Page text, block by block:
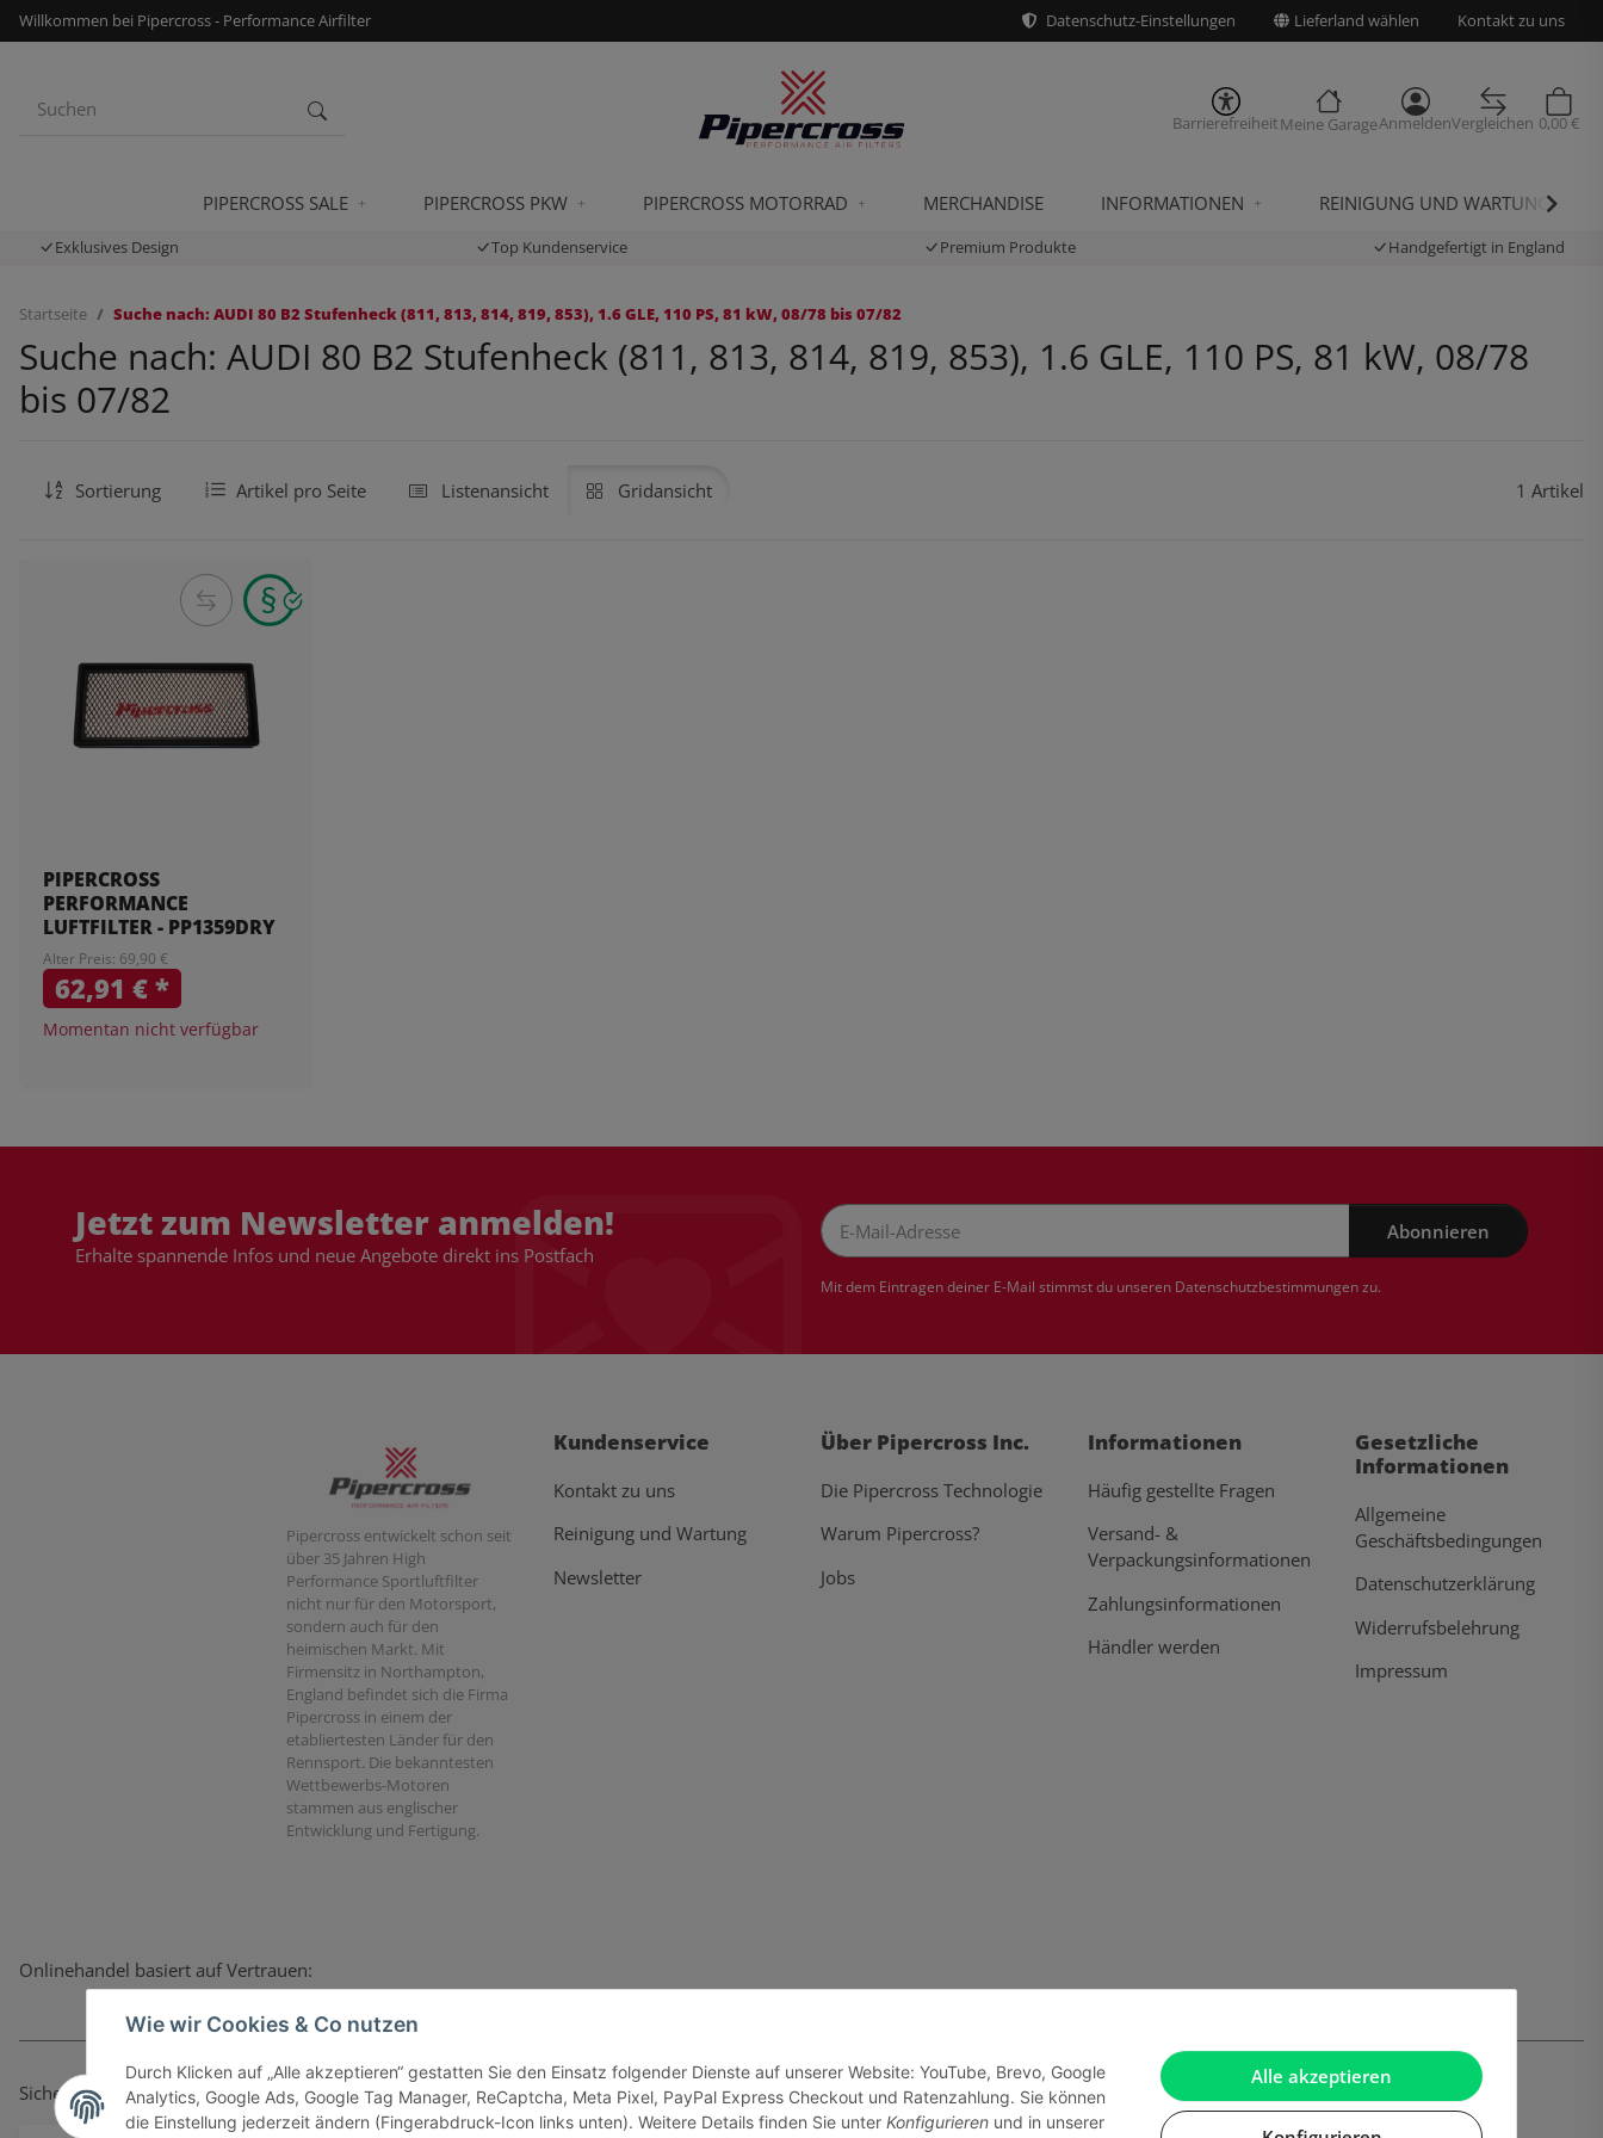
Alle akzeptieren
Wie wir Cookies & Co nutzen
Durch Klicken auf „Alle akzeptieren“ gestatten Sie den Einsatz folgender Dienste auf unserer Website: YouTube, Brevo, Google
Analytics, Google Ads, Google Tag Manager, ReCaptcha, Meta Pixel, PayPal Express Checkout und Ratenzahlung. Sie können
die Einstellung jederzeit ändern (Fingerabdruck-Icon links unten). Weitere Details finden Sie unter Konfigurieren und in unserer
Willkommen bei Pipercross - Performance Airfilter Datenschutz-Einstellungen Lieferland wählen Kontakt zu uns
BarrierefreiheitMeine GarageAnmeldenVergleichen 0,00 €
PIPERCROSS SALE PIPERCROSS PKW PIPERCROSS MOTORRAD MERCHANDISE INFORMATIONEN REINIGUNG UND WARTUNG
Exklusives Design Top Kundenservice Premium Produkte Handgefertigt in England
Startseite Suche nach: AUDI 80 B2 Stufenheck (811, 813, 814, 819, 853), 1.6 GLE, 110 PS, 81 kW, 08/78 bis 07/82
Suche nach: AUDI 80 B2 Stufenheck (811, 813, 814, 819, 853), 1.6 GLE, 110 PS, 81 kW, 08/78
bis 07/82
Sortierung Artikel pro Seite Listenansicht Gridansicht 1 Artikel
PIPERCROSS
PERFORMANCE
LUFTFILTER - PP1359DRY
Alter Preis: 69,90 €
62,91 €*
Momentan nicht verfügbar
Jetzt zum Newsletter anmelden!
Erhalte spannende Infos und neue Angebote direkt ins Postfach
Abonnieren
Mit dem Eintragen deiner E-Mail stimmst du unseren Datenschutzbestimmungenzu.
Pipercross entwickelt schon seit
über 35 Jahren High
Performance Sportluftfilter
nicht nur für den Motorsport,
sondern auch für den
heimischen Markt. Mit
Firmensitz in Northampton,
England befindet sich die Firma
Pipercross in einem der
etabliertesten Länder für den
Rennsport. Die bekanntesten
Wettbewerbs-Motoren
stammen aus englischer
Entwicklung und Fertigung.
Kundenservice
Kontakt zu uns
Reinigung und Wartung
Newsletter
Über Pipercross Inc.
Die Pipercross Technologie
Warum Pipercross?
Jobs
Informationen
Häufig gestellte Fragen
Versand- &
Verpackungsinformationen
Zahlungsinformationen
Händler werden
Gesetzliche
Informationen
Allgemeine
Geschäftsbedingungen
Datenschutzerklärung
Widerrufsbelehrung
Impressum
Onlinehandel basiert auf Vertrauen:
Sicher bezahlen via: